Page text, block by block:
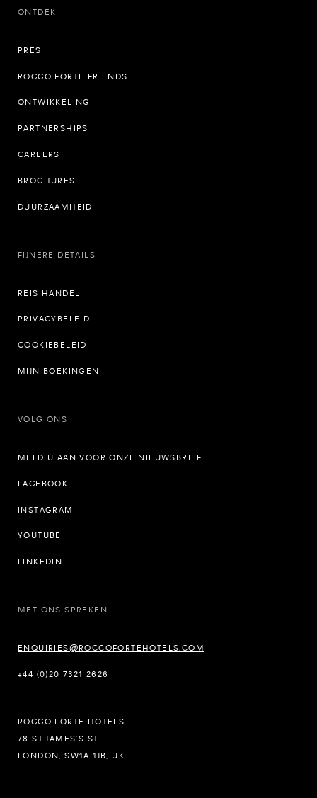
ONTDEK
PRES
ROCCO FORTE FRIENDS
ONTWIKKELING
PARTNERSHIPS
CAREERS
BROCHURES
DUURZAAMHEID
FIJNERE DETAILS
REIS HANDEL
PRIVACYBELEID
COOKIEBELEID
MIJN BOEKINGEN
VOLG ONS
MELD U AAN VOOR ONZE NIEUWSBRIEF
FACEBOOK
INSTAGRAM
YOUTUBE
LINKEDIN
MET ONS SPREKEN
ENQUIRIES@ROCCOFORTEHOTELS.COM
+44 (0)20 7321 2626
ROCCO FORTE HOTELS
78 ST JAMES’S ST
LONDON, SW1A 1JB, UK